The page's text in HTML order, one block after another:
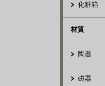
化粧箱
材質
陶器
磁器